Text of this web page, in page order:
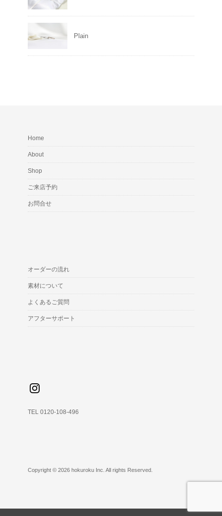
Plain
Home
About
Shop
ご来店予約
お問合せ
オーダーの流れ
素材について
よくあるご質問
アフターサポート
TEL 0120-108-496
Copyright © 2026 hokuroku Inc. All rights Reserved.